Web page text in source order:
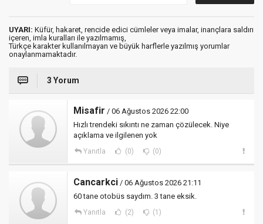
UYARI: Küfür, hakaret, rencide edici cümleler veya imalar, inançlara saldırı
içeren, imla kuralları ile yazılmamış,
Türkçe karakter kullanılmayan ve büyük harflerle yazılmış yorumlar
onaylanmamaktadır.
3 Yorum
Misafir / 06 Ağustos 2026 22:00
Hızlı trendeki sıkıntı ne zaman çözülecek. Niye
açıklama ve ilgilenen yok
Yanıtla (0) (0)
Cancarkci / 06 Ağustos 2026 21:11
60 tane otobüs saydım. 3 tane eksik.
Yanıtla (2) (1)